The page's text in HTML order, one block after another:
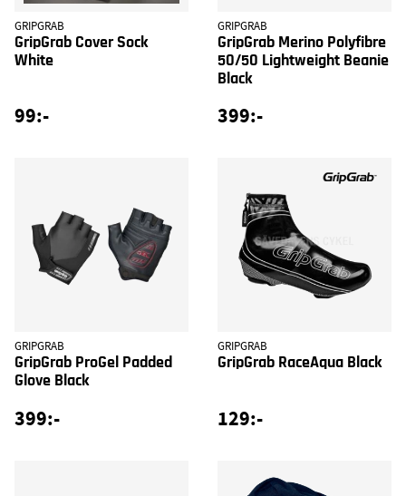
GRIPGRAB
GripGrab Cover Sock
White
99:-
GRIPGRAB
GripGrab Merino Polyfibre
50/50 Lightweight Beanie
Black
399:-
GRIPGRAB
GripGrab ProGel Padded
Glove Black
399:-
GRIPGRAB
GripGrab RaceAqua Black
129:-